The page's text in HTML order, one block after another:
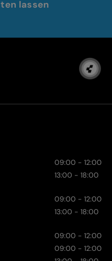
lassen
09:00 - 12:00
13:00 - 18:00
09:00 - 12:00
13:00 - 18:00
09:00 - 12:00
09:00 - 12:00